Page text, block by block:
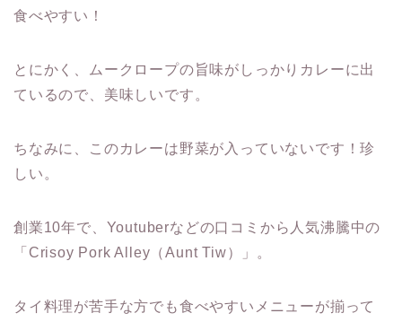
食べやすい！
とにかく、ムークロープの旨味がしっかりカレーに出
ているので、美味しいです。
ちなみに、このカレーは野菜が入っていないです！珍
しい。
創業10年で、Youtuberなどの口コミから人気沸騰中の
「Crisoy Pork Alley（Aunt Tiw）」。
タイ料理が苦手な方でも食べやすいメニューが揃って